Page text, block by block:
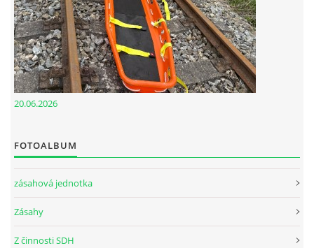
20.06.2026
FOTOALBUM
zásahová jednotka
Zásahy
Z činnosti SDH